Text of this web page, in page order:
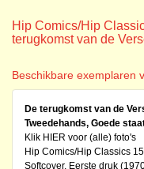
Hip Comics/Hip
terugkomst van de
Beschikbare exemplaren
De terugkomst van de
Tweedehands, Goede
Klik HIER voor (alle) foto's
Hip Comics/Hip Classics
Softcover, Eerste druk